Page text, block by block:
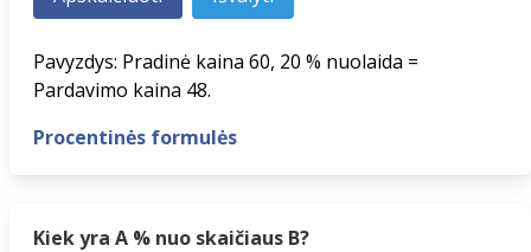
Pavyzdys: Pradinė kaina 60, 20 % nuolaida =
Pardavimo kaina 48.
Procentinės formulės
Kiek yra A % nuo skaičiaus B?